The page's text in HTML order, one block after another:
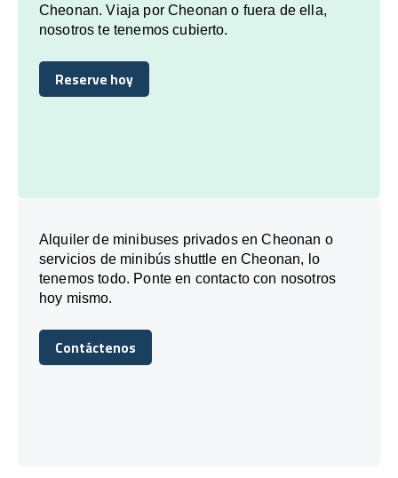
Cheonan. Viaja por Cheonan o fuera de ella,
nosotros te tenemos cubierto.
Reserve hoy
Reserve hoy
Alquiler de minibuses privados en Cheonan o
servicios de minibús shuttle en Cheonan, lo
tenemos todo. Ponte en contacto con nosotros
hoy mismo.
Contáctenos
Contáctenos